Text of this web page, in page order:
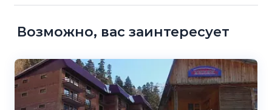
Возможно, вас заинтересует